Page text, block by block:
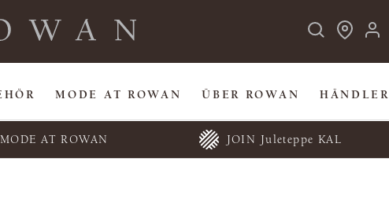
MODE AT ROWAN ÜBER ROWAN HÄNDLER
MODE AT ROWAN JOIN Juleteppe KAL